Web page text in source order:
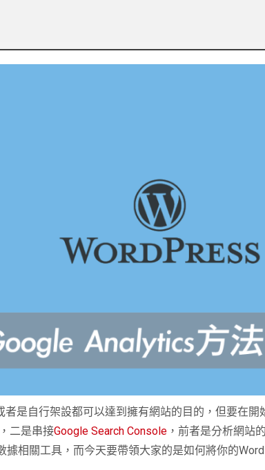
是自行架設都可以達到擁有網站的目的，但要在開
，二是串接Google Search Console ，前者是分析網站
據相關工具，而今天要帶領大家的是如何將你的